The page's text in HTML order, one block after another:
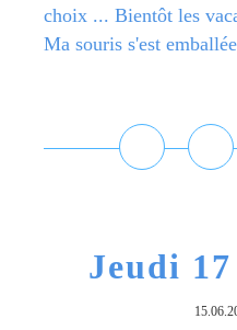
choix ... Bientôt les
Ma souris s'est
Jeudi